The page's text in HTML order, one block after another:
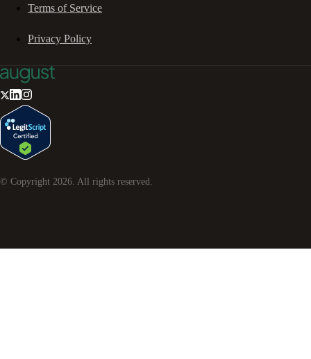
Terms of Service
Privacy Policy
© Copyright 2026 . All rights reserved.